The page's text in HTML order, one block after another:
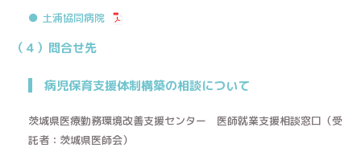
● 土浦協同病院
（４）問合せ先
病児保育支援体制構築の相談について
茨城県医療勤務環境改善支援センター 医師就業支援相談窓口（受
託者：茨城県医師会）